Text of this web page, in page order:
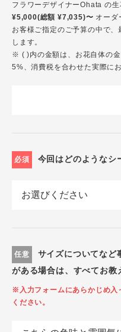
フラワーデザイナーOhata の
¥5,000(総額 ¥7,035)〜 オーダ
お客様ご指定のご予算の中で
します。
※ ( )内の金額は、お花自体の
5%、消費税を合わせた実際に
必須 今回はどのようなシ
任意
サイズについてなど
がある場合は、すべてお教
※入力フォームにあらかじめ入
ください。